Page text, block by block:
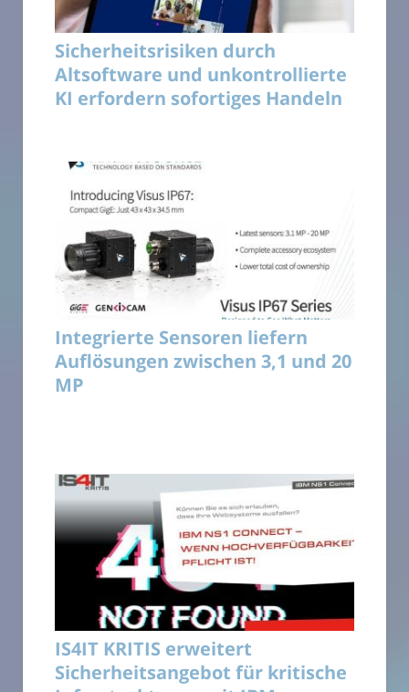
Sicherheitsrisiken durch
Altsoftware und unkontrollierte
KI erfordern sofortiges Handeln
Integrierte Sensoren liefern
Auflösungen zwischen 3,1 und 20
MP
IS4IT KRITIS erweitert
Sicherheitsangebot für kritische